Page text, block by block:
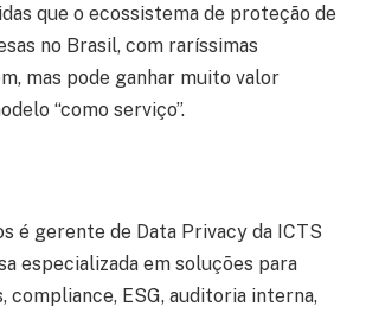
que o ecossistema de proteção de
no Brasil, com raríssimas
mas pode ganhar muito valor
“como serviço”.
é gerente de Data Privacy da ICTS
especializada em soluções para
compliance, ESG, auditoria interna,